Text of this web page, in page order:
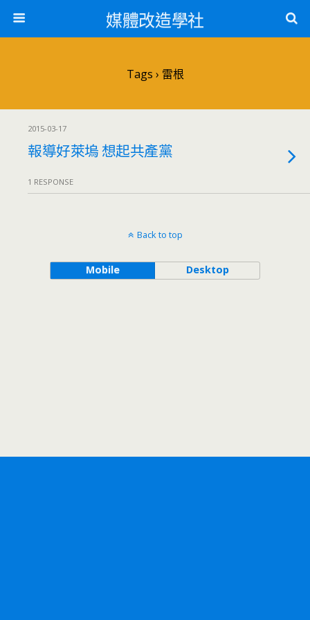
媒體改造學社
Tags › 雷根
2015-03-17
報導好萊塢 想起共產黨
1 RESPONSE
Back to top
Mobile Desktop